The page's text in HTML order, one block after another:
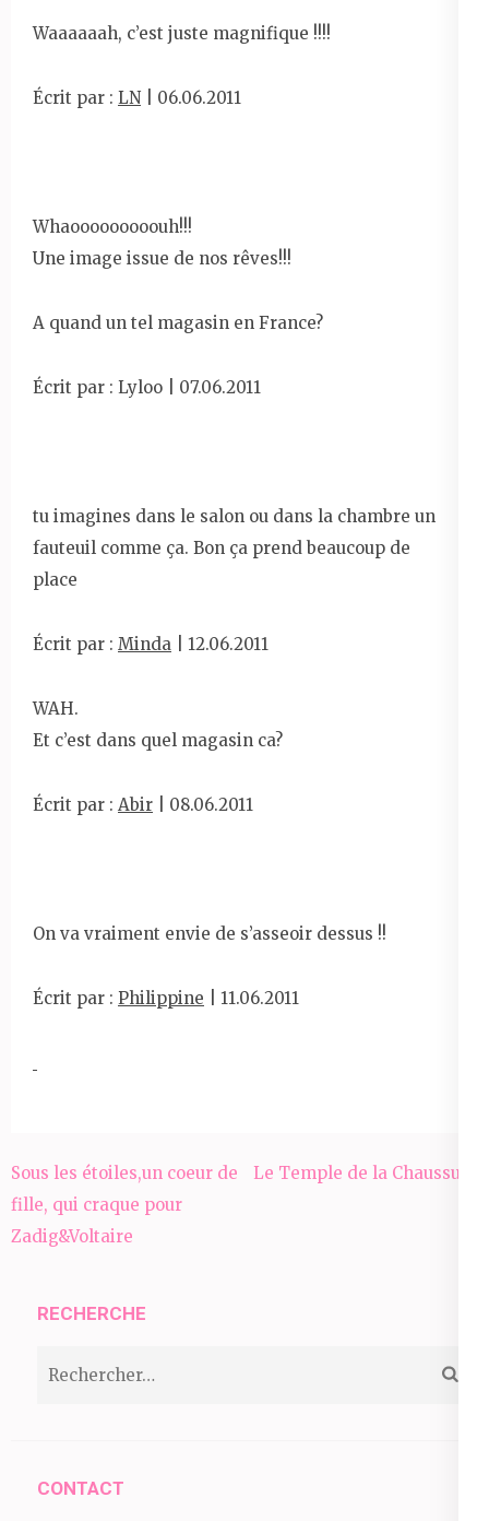
Waaaaaah, c’est juste magnifique !!!!
Écrit par : LN | 06.06.2011
Whaooooooooouh!!!
Une image issue de nos rêves!!!
A quand un tel magasin en France?
Écrit par : Lyloo | 07.06.2011
tu imagines dans le salon ou dans la chambre un
fauteuil comme ça. Bon ça prend beaucoup de
place
Écrit par : Minda | 12.06.2011
WAH.
Et c’est dans quel magasin ca?
Écrit par : Abir | 08.06.2011
On va vraiment envie de s’asseoir dessus !!
Écrit par : Philippine | 11.06.2011
Navigation
de
l’article
Sous les étoiles,un coeur de
fille, qui craque pour
Zadig&Voltaire
Le Temple de la Chaussure
RECHERCHE
CONTACT